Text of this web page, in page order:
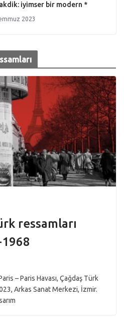
iyimser bir modern *
2023
ressamları
– Paris Havası, Çağdaş Türk
Arkas Sanat Merkezi, İzmir.